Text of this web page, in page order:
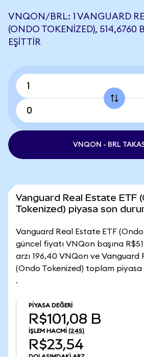
VNQON/BRL: 1 VANGUARD
(ONDO TOKENIZED), 514,6760
EŞITTIR
VNQON - BRL
Vanguard Real Estate ETF
Tokenized) piyasa son
Vanguard Real Estate ETF
güncel fiyatı VNQon başına
arzı 196,40 VNQon ve Vanguard
(Ondo Tokenized) toplam piyasa
.
PIYASA DEĞERI
R$101,08 B
İŞLEM HACMI (24S)
R$23,54